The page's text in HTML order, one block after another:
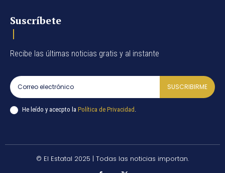
Suscríbete
Recibe las últimas noticias gratis y al instante
SUSCRIBIRME
He leído y acecpto la Política de Privacidad .
© El Estatal 2025 | Todas las noticias importan.